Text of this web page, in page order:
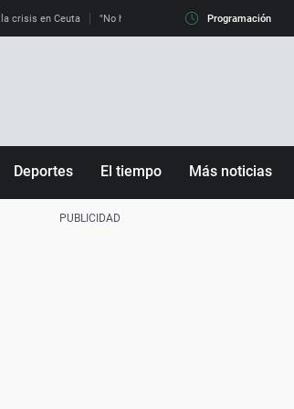
crisis en Ceuta "No hay mafias, que no nos engañen":
Programación
Deportes El tiempo Más noticias